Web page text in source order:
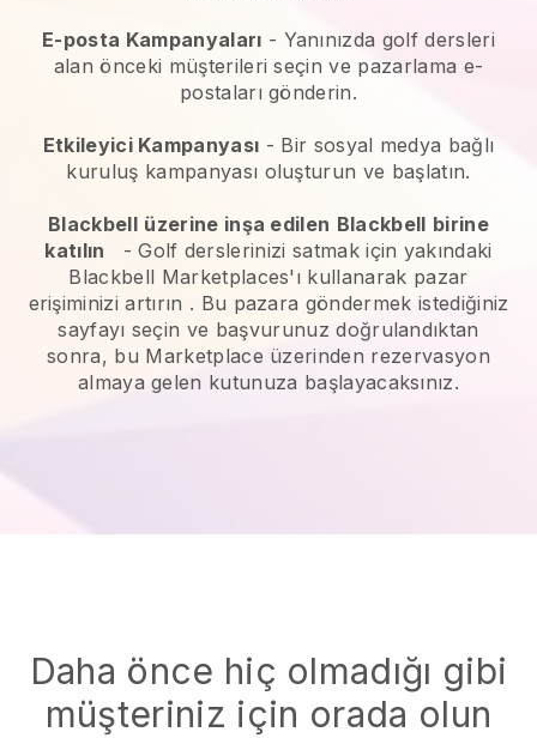
E-posta Kampanyaları - Yanınızda golf dersleri
alan önceki müşterileri seçin ve pazarlama e-
postaları gönderin.
Etkileyici Kampanyası - Bir sosyal medya bağlı
kuruluş kampanyası oluşturun ve başlatın.
Blackbell üzerine inşa edilen Blackbell birine
katılın
-Golf derslerinizi satmak için yakındaki
Blackbell Marketplaces'ı kullanarak pazar
erişiminizi artırın . Bu pazara göndermek istediğiniz
sayfayı seçin ve başvurunuz doğrulandıktan
sonra, bu Marketplace üzerinden rezervasyon
almaya gelen kutunuza başlayacaksınız.
Daha önce hiç olmadığı gibi
müşteriniz için orada olun